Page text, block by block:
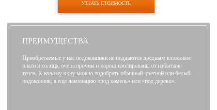
УЗНАТЬ СТОИМОСТЬ
ПРЕИМУЩЕСТВА
Приобретаемые у нас подоконники не поддаются вредным влияниям
влаги и солнца, очень прочны и хорош изолированы от избытков
тепла. К новому окну можно подобрать обычный цветной или белый
подоконник, а еще ламинацию «под камень» или «под дерево».